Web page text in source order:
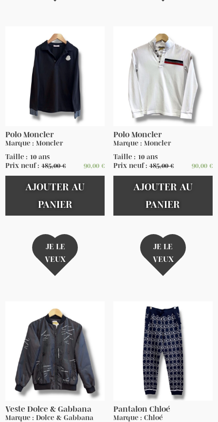
Polo Moncler
Marque : Moncler
Taille : 10 ans
Prix neuf :185,00€ 90,00 €
AJOUTER AU
PANIER
JE LE
VEUX
Polo Moncler
Marque : Moncler
Taille : 10 ans
Prix neuf :185,00€ 90,00 €
AJOUTER AU
PANIER
JE LE
VEUX
Veste Dolce & Gabbana
Marque : Dolce & Gabbana
Pantalon Chloé
Marque : Chloé